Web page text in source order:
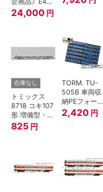
上越新幹線 新
塗装・ラスト
24,000 円
鉄道模型
在庫なし
トミックス
8718 コキ107
形 増備型・コ
ンテナなし Ｎ
ゲージ
825 円
TORM. TU-
505B 車両収
納PEフォーム
12両用 (ダー
クグレー) 2枚
2,420 円